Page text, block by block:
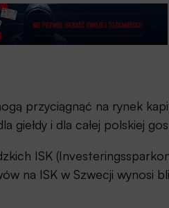
przyciągnąć na rynek
giełdy i dla całej polskiej
ISK
na ISK w Szwecji wynosi